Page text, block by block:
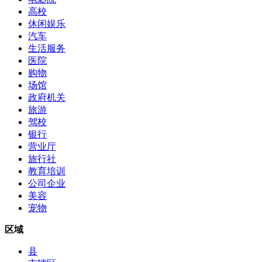
高校
休闲娱乐
汽车
生活服务
医院
购物
场馆
政府机关
旅游
驾校
银行
营业厅
旅行社
教育培训
公司企业
美容
宠物
区域
县